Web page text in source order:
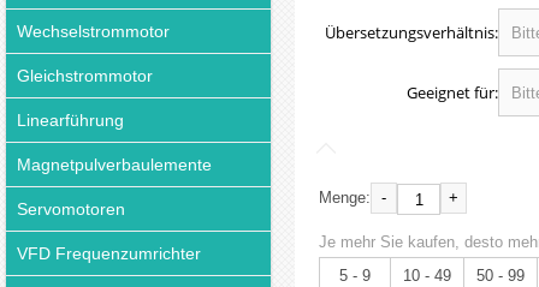
Wechselstrommotor
Gleichstrommotor
Linearführung
Magnetpulverbaulemente
Servomotoren
VFD Frequenzumrichter
Übersetzungsverhältnis:
Geeignet für:
Menge: - +
Je mehr Sie kaufen, desto
5 - 9
10 - 49 50 - 99